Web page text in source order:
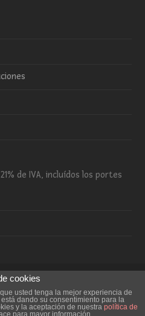
de IVA, incluídos los portes
- Todos los derechos reservados.
Envíos y Devoluciones
cookies
usted tenga la mejor experiencia de
dando su consentimiento para la
y la aceptación de nuestra política de
para mayor información.